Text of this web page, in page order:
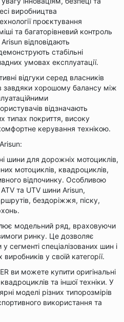
виробництва
проєктування
та багаторівневий контроль
відповідають
стабільні
умовах експлуатації.
відгуки серед власників
завдяки хорошому балансу між
відзначають
типах покриття, високу
керування технікою.
шини для дорожніх мотоциклів,
мотоциклів, квадроциклів,
відпочинку. Особливою
та UTV шини Arisun,
бездоріжжя, піску,
модельний ряд, враховуючи
ринку. Це дозволяє
сегменті спеціалізованих шин і
у своїй категорії.
ви можете купити оригінальні
та іншої техніки. У
моделі різних типорозмірів
використання та